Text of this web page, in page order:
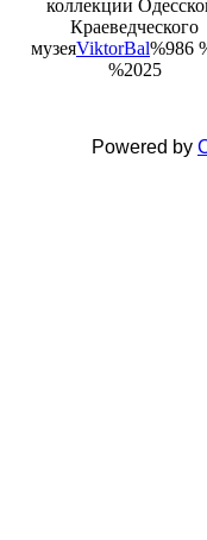
коллекции
Краеведческого
музеяViktorBal%986
%2025
Powered by